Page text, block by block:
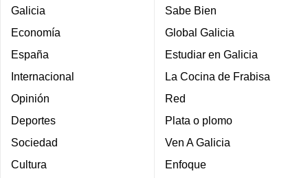
Galicia
Economía
España
Internacional
Opinión
Deportes
Sociedad
Cultura
Sabe Bien
Global Galicia
Estudiar en Galicia
La Cocina de Frabisa
Red
Plata o plomo
Ven A Galicia
Enfoque